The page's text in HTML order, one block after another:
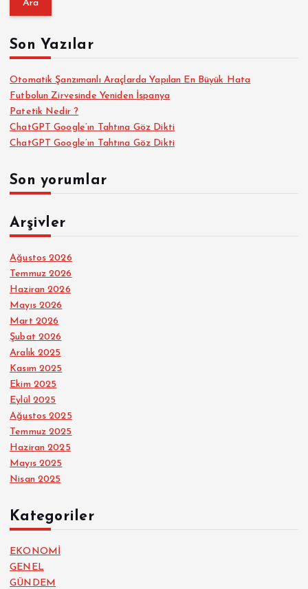
m
:Son Yazılar
Otomatik Şanzımanlı Araçlarda Yapılan En Büyük Hata
Futbolun Zirvesinde Yeniden İspanya
Patetik Nedir ?
ChatGPT Google’ın Tahtına Göz Dikti
ChatGPT Google’ın Tahtına Göz Dikti
Son yorumlar
Arşivler
Ağustos 2026
Temmuz 2026
Haziran 2026
Mayıs 2026
Mart 2026
Şubat 2026
Aralık 2025
Kasım 2025
Ekim 2025
Eylül 2025
Ağustos 2025
Temmuz 2025
Haziran 2025
Mayıs 2025
Nisan 2025
Kategoriler
EKONOMİ
GENEL
GÜNDEM